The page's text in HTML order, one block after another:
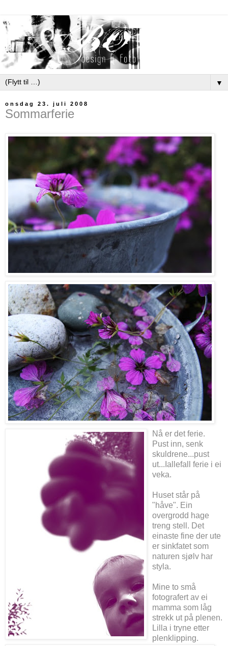
▼
onsdag 23. juli 2008
Sommarferie
Nå er det ferie.
Pust inn, senk
skuldrene...pust
ut...Iallefall ferie i ei
veka.
Huset står på
"håve". Ein
overgrodd hage
treng stell. Det
einaste fine der ute
er sinkfatet som
naturen sjølv har
styla.
Mine to små
fotografert av ei
mamma som låg
strekk ut på plenen.
Lilla i tryne etter
plenklipping.